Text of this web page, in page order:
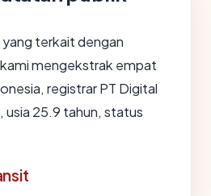
terkait dengan
mengekstrak empat
registrar PT Digital
usia 25.9 tahun, status